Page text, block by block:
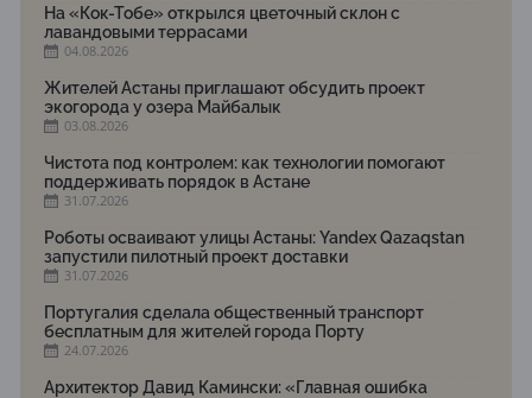
На «Кок-Тобе» открылся цветочный склон с
лавандовыми террасами
04.08.2026
Жителей Астаны приглашают обсудить проект
экогорода у озера Майбалык
03.08.2026
Чистота под контролем: как технологии помогают
поддерживать порядок в Астане
31.07.2026
Роботы осваивают улицы Астаны: Yandex Qazaqstan
запустили пилотный проект доставки
31.07.2026
Португалия сделала общественный транспорт
бесплатным для жителей города Порту
24.07.2026
Архитектор Давид Камински: «Главная ошибка